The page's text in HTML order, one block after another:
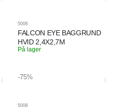
5006
FALCON EYE BAGGRUND
HVID 2,4X2,7M
På lager
-75%
5008